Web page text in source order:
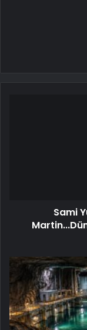
Sami